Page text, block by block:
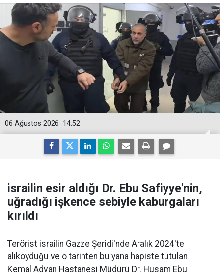
14:52
06 Ağustos 2026
israilin esir aldığı Dr. Ebu Safiyye'nin,
uğradığı işkence sebiyle kaburgaları
kırıldı
Terörist israilin Gazze Şeridi'nde Aralık 2024'te
alıkoyduğu ve o tarihten bu yana hapiste tutulan
Kemal Advan Hastanesi Müdürü Dr. Husam Ebu